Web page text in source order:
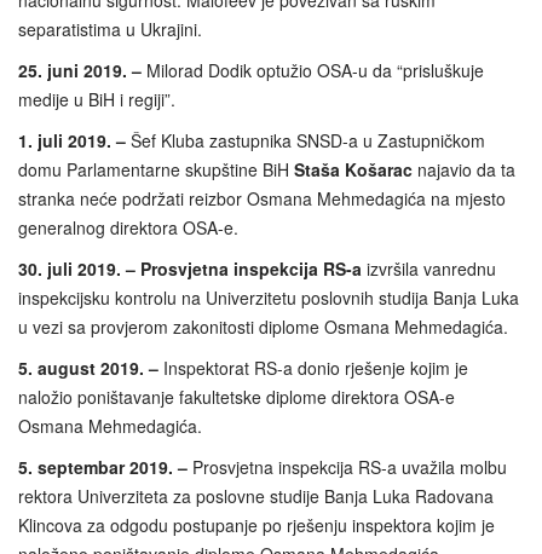
separatistima u Ukrajini.
25. juni 2019. – Milorad Dodik optužio OSA-u da “prisluškuje
medije u BiH i regiji”.
1. juli 2019. – Šef Kluba zastupnika SNSD-a u Zastupničkom
domu Parlamentarne skupštine BiH Staša Košarac najavio da ta
stranka neće podržati reizbor Osmana Mehmedagića na mjesto
generalnog direktora OSA-e.
30. juli 2019. – Prosvjetna inspekcija RS-a izvršila vanrednu
inspekcijsku kontrolu na Univerzitetu poslovnih studija Banja Luka
u vezi sa provjerom zakonitosti diplome Osmana Mehmedagića.
5. august 2019. – Inspektorat RS-a donio rješenje kojim je
naložio poništavanje fakultetske diplome direktora OSA-e
Osmana Mehmedagića.
5. septembar 2019. – Prosvjetna inspekcija RS-a uvažila molbu
rektora Univerziteta za poslovne studije Banja Luka Radovana
Klincova za odgodu postupanje po rješenju inspektora kojim je